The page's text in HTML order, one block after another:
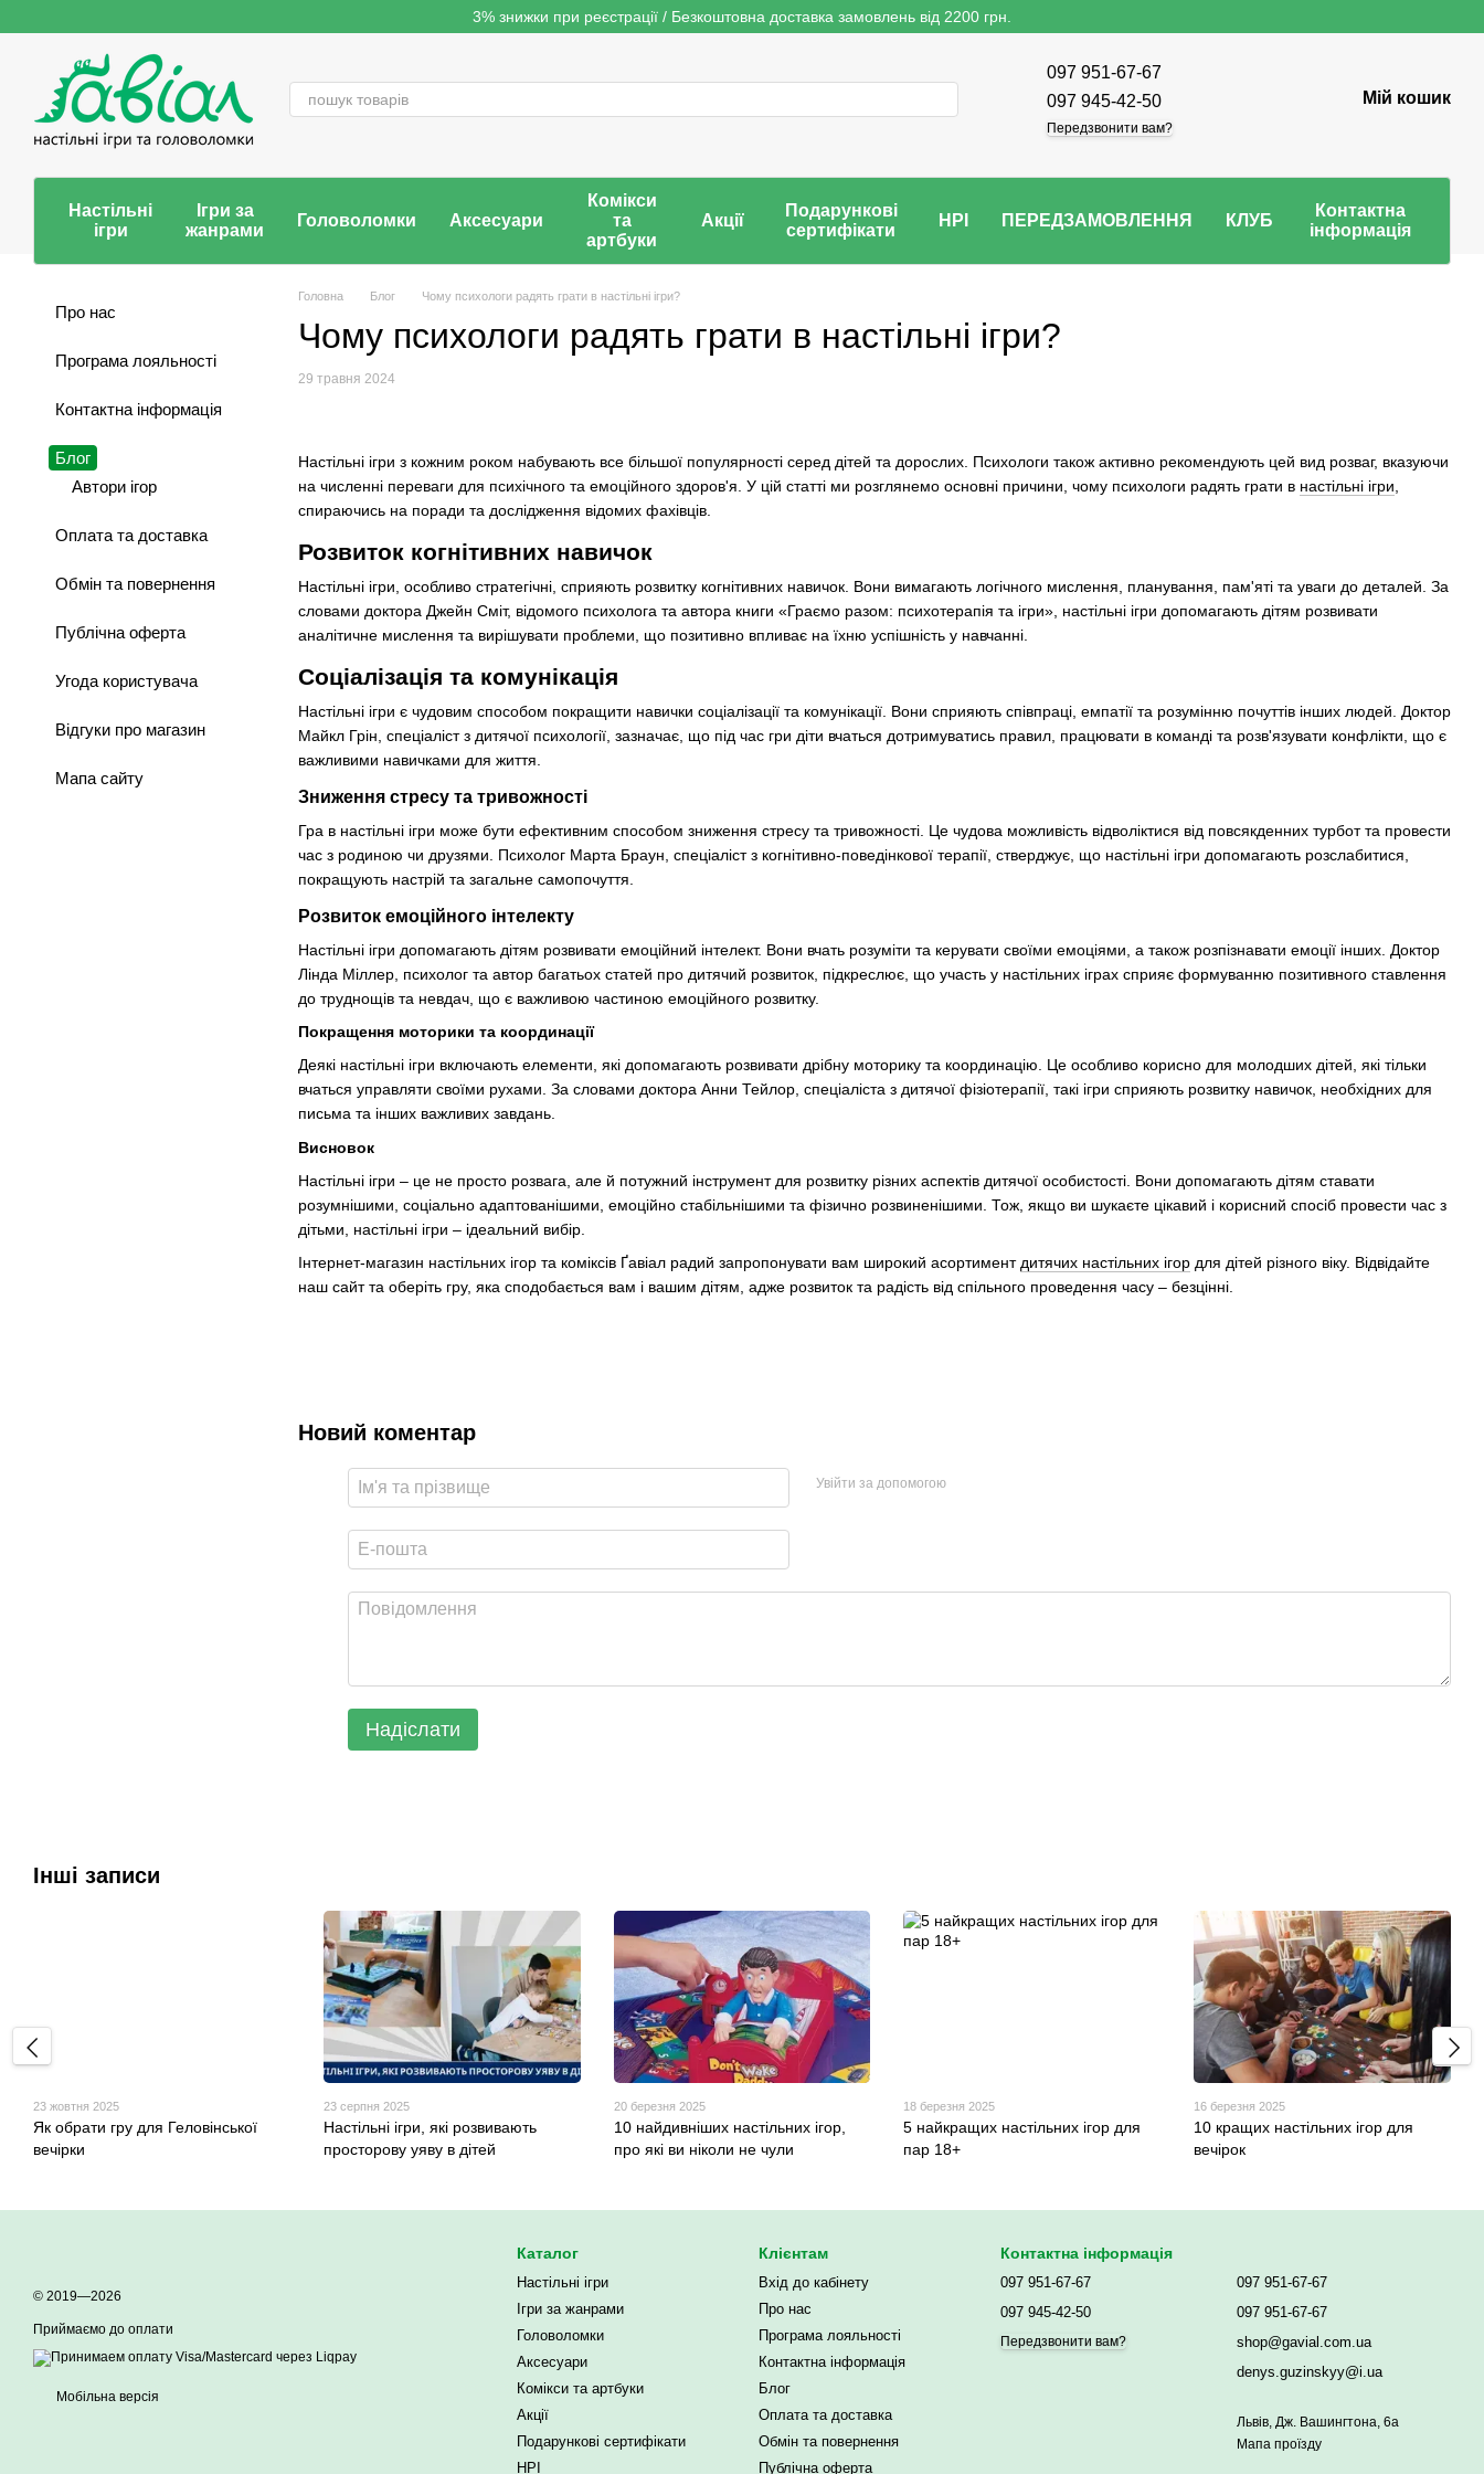
3% знижки при реєстрації / Безкоштовна доставка замовлень від 2200 грн.
097 951-67-67
097 945-42-50
Передзвонити вам?
Мій кошик
Настільні
ігри
Ігри за
жанрами
Головоломки Аксесуари
Комікси
та
артбуки
Акції
Подарункові
сертифікати
НРІ ПЕРЕДЗАМОВЛЕННЯ КЛУБ
Контактна
інформація
Головна Блог Чому психологи радять грати в настільні ігри?
Чому психологи радять грати в настільні ігри?
29 травня 2024
Настільні ігри з кожним роком набувають все більшої популярності серед дітей та дорослих. Психологи також активно рекомендують цей вид розваг, вказуючи
на численні переваги для психічного та емоційного здоров'я. У цій статті ми розглянемо основні причини, чому психологи радять грати в настільні ігри
спираючись на поради та дослідження відомих фахівців.
Розвиток когнітивних навичок
Настільні ігри, особливо стратегічні, сприяють розвитку когнітивних навичок. Вони вимагають логічного мислення, планування, пам'яті та уваги до деталей. За
словами доктора Джейн Сміт, відомого психолога та автора книги «Граємо разом: психотерапія та ігри», настільні ігри допомагають дітям розвивати
аналітичне мислення та вирішувати проблеми, що позитивно впливає на їхню успішність у навчанні.
Соціалізація та комунікація
Настільні ігри є чудовим способом покращити навички соціалізації та комунікації. Вони сприяють співпраці, емпатії та розумінню почуттів інших людей. Доктор
Майкл Грін, спеціаліст з дитячої психології, зазначає, що під час гри діти вчаться дотримуватись правил, працювати в команді та розв'язувати конфлікти, що є
важливими навичками для життя.
Зниження стресу та тривожності
Гра в настільні ігри може бути ефективним способом зниження стресу та тривожності. Це чудова можливість відволіктися від повсякденних турбот та провести
час з родиною чи друзями. Психолог Марта Браун, спеціаліст з когнітивно-поведінкової терапії, стверджує, що настільні ігри допомагають розслабитися,
покращують настрій та загальне самопочуття.
Розвиток емоційного інтелекту
Настільні ігри допомагають дітям розвивати емоційний інтелект. Вони вчать розуміти та керувати своїми емоціями, а також розпізнавати емоції інших. Доктор
Лінда Міллер, психолог та автор багатьох статей про дитячий розвиток, підкреслює, що участь у настільних іграх сприяє формуванню позитивного ставлення
до труднощів та невдач, що є важливою частиною емоційного розвитку.
Покращення моторики та координації
Деякі настільні ігри включають елементи, які допомагають розвивати дрібну моторику та координацію. Це особливо корисно для молодших дітей, які тільки
вчаться управляти своїми рухами. За словами доктора Анни Тейлор, спеціаліста з дитячої фізіотерапії, такі ігри сприяють розвитку навичок, необхідних для
письма та інших важливих завдань.
Висновок
Настільні ігри – це не просто розвага, але й потужний інструмент для розвитку різних аспектів дитячої особистості. Вони допомагають дітям ставати
розумнішими, соціально адаптованішими, емоційно стабільнішими та фізично розвиненішими. Тож, якщо ви шукаєте цікавий і корисний спосіб провести час з
дітьми, настільні ігри – ідеальний вибір.
Інтернет-магазин настільних ігор та коміксів Ґавіал радий запропонувати вам широкий асортимент дитячих настільних ігор для дітей різного віку. Відвідайте
наш сайт та оберіть гру, яка сподобається вам і вашим дітям, адже розвиток та радість від спільного проведення часу – безцінні.
Новий коментар
Увійти за допомогою
Надіслати
Про нас
Програма лояльності
Контактна інформація
Блог
Автори ігор
Оплата та доставка
Обмін та повернення
Публічна оферта
Угода користувача
Відгуки про магазин
Мапа сайту
Інші записи
23 жовтня 2025
Як обрати гру для Геловінської
вечірки
23 серпня 2025
Настільні ігри, які розвивають
просторову уяву в дітей
20 березня 2025
10 найдивніших настільних ігор,
про які ви ніколи не чули
18 березня 2025
5 найкращих настільних ігор для
пар 18+
16 березня 2025
10 кращих настільних ігор для
вечірок
© 2019—2026
Приймаємо до оплати
Мобільна версія
Каталог
Настільні ігри
Ігри за жанрами
Головоломки
Аксесуари
Комікси та артбуки
Акції
Подарункові сертифікати
НРІ
Клієнтам
Вхід до кабінету
Про нас
Програма лояльності
Контактна інформація
Блог
Оплата та доставка
Обмін та повернення
Публічна оферта
Контактна інформація
097 951-67-67
097 945-42-50
Передзвонити вам?
097 951-67-67
097 951-67-67
shop@gavial.com.ua
denys.guzinskyy@i.ua
Львів, Дж. Вашингтона, 6а
Мапа проїзду